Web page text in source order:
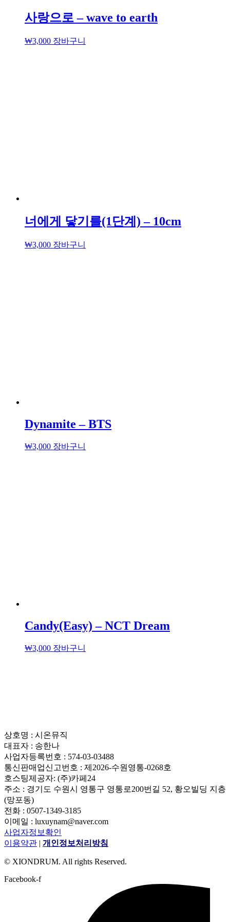
사랑으로 – wave to earth
₩3,000 장바구니
너에게 닿기를(1단계) – 10cm
₩3,000 장바구니
Dynamite – BTS
₩3,000 장바구니
Candy(Easy) – NCT Dream
₩3,000 장바구니
상호명 : 시온뮤직
대표자 : 송한나
사업자등록번호 : 574-03-03488
통신판매업신고번호 : 제2026-수원영통-0268호
호스팅제공자: (주)카페24
주소 : 경기도 수원시 영통구 영통로200번길 52, 황오빌딩 지층
(망포동)
전화 : 0507-1349-3185
이메일 : luxuynam@naver.com
사업자정보확인
이용약관 | 개인정보처리방침
© XIONDRUM. All rights Reserved.
Facebook-f